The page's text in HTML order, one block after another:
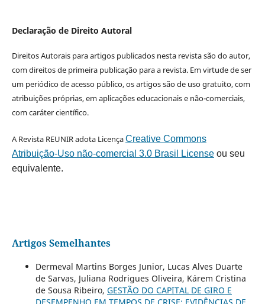
Declaração de Direito Autoral
Direitos Autorais para artigos publicados nesta revista são do autor,
com direitos de primeira publicação para a revista. Em virtude de ser
um periódico de acesso público, os artigos são de uso gratuito, com
atribuições próprias, em aplicações educacionais e não-comerciais,
com caráter científico.
A Revista REUNIR adota LicençaCreative Commons
Atribuição-Uso não-comercial 3.0 Brasil Licenseou seu
equivalente.
Artigos Semelhantes
Dermeval Martins Borges Junior, Lucas Alves Duarte
de Sarvas, Juliana Rodrigues Oliveira, Kárem Cristina
de Sousa Ribeiro, GESTÃO DO CAPITAL DE GIRO E